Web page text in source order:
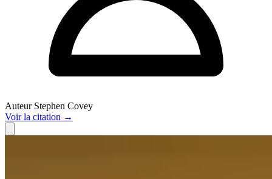
Auteur Stephen Covey
Voirla citation →